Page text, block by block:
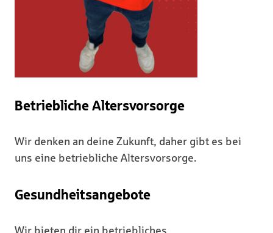
Betriebliche Altersvorsorge
Wir denken an deine Zukunft, daher gibt es bei
uns eine betriebliche Altersvorsorge.
Gesundheitsangebote